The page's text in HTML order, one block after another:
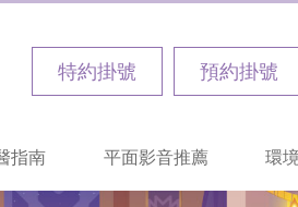
預約掛號
特約掛號
指南 平面影音推薦 環